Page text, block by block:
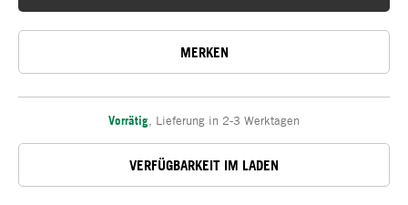
MERKEN
Vorrätig Lieferung in 2-3 Werktagen
VERFÜGBARKEIT IM LADEN